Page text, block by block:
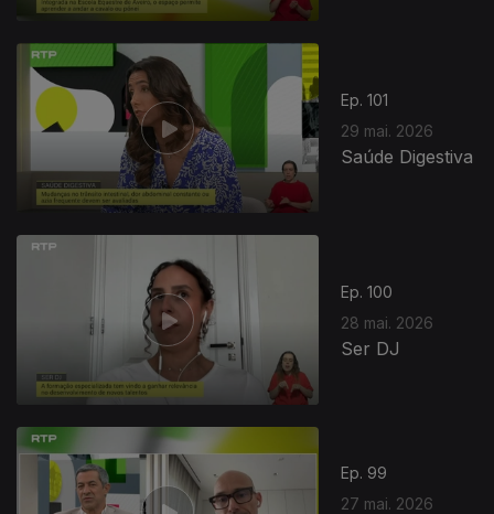
Ep. 101
29 mai. 2026
Saúde Digestiva
Ep. 100
28 mai. 2026
Ser DJ
Ep. 99
27 mai. 2026
931671